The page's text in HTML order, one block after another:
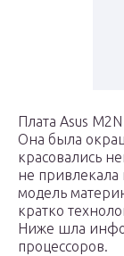
Плата Asus
Она была
красовались
не привлекала
модель
кратко
Ниже шла
процессоров.